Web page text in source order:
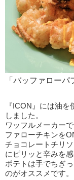
「バッファローパ
『ICON』には油
しました。
ワッフルメーカー
ファローチキンを
チョコレートチリ
にピリッと辛みを
ポテトは手でちぎ
のがオススメです。